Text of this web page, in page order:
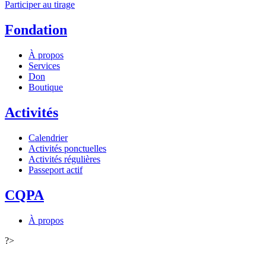
Participer au tirage
Fondation
À propos
Services
Don
Boutique
Activités
Calendrier
Activités ponctuelles
Activités régulières
Passeport actif
CQPA
À propos
?>